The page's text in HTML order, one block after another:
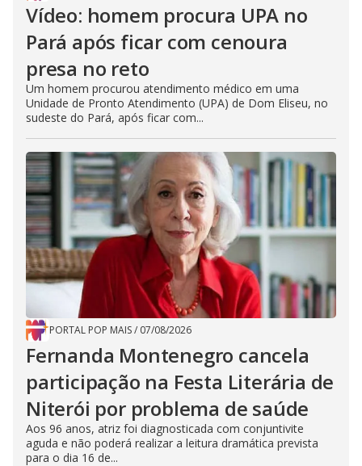
Vídeo: homem procura UPA no
Pará após ficar com cenoura
presa no reto
Um homem procurou atendimento médico em uma
Unidade de Pronto Atendimento (UPA) de Dom Eliseu, no
sudeste do Pará, após ficar com...
PORTAL POP MAIS/ 07/08/2026
Fernanda Montenegro cancela
participação na Festa Literária de
Niterói por problema de saúde
Aos 96 anos, atriz foi diagnosticada com conjuntivite
aguda e não poderá realizar a leitura dramática prevista
para o dia 16 de...